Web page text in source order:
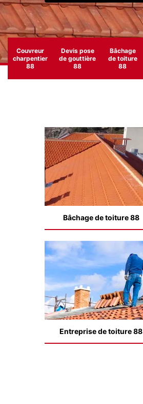
Couvreur
charpentier
88
Devis pose
de gouttière
88
Bâchage
de toiture
88
Bâchage de toiture 88
Entreprise de toiture 88